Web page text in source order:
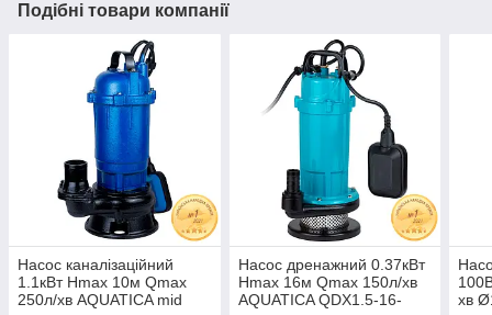
Подібні товари компанії
Насос каналізаційний
1.1кВт Hmax 10м Qmax
250л/хв AQUATICA mid
Насос дренажний 0.37кВт
Hmax 16м Qmax 150л/хв
AQUATICA QDX1.5-16-
хв